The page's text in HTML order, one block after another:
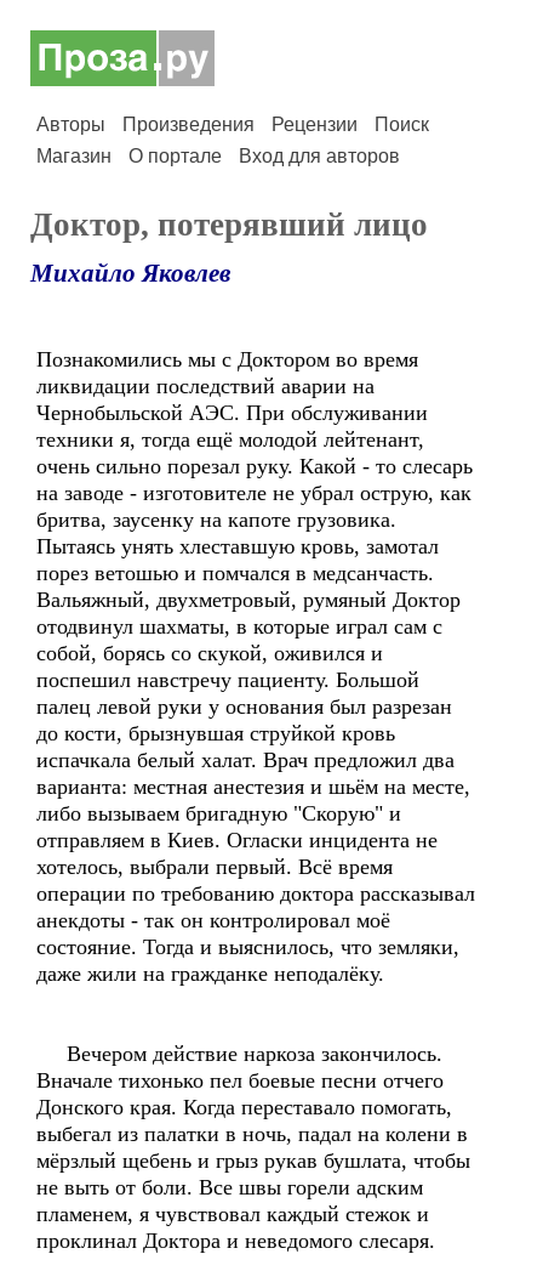
Авторы Произведения Рецензии
Поиск
Магазин
О портале Вход для авторов
Доктор, потерявший лицо
Михайло Яковлев
Познакомились мы с Доктором во время
ликвидации последствий аварии на
Чернобыльской АЭС. При обслуживании
техники я, тогда ещё молодой лейтенант,
очень сильно порезал руку. Какой - то слесарь
на заводе - изготовителе не убрал острую, как
бритва, заусенку на капоте грузовика.
Пытаясь унять хлеставшую кровь, замотал
порез ветошью и помчался в медсанчасть.
Вальяжный, двухметровый, румяный Доктор
отодвинул шахматы, в которые играл сам с
собой, борясь со скукой, оживился и
поспешил навстречу пациенту. Большой
палец левой руки у основания был разрезан
до кости, брызнувшая струйкой кровь
испачкала белый халат. Врач предложил два
варианта: местная анестезия и шьём на месте,
либо вызываем бригадную "Скорую" и
отправляем в Киев. Огласки инцидента не
хотелось, выбрали первый. Всё время
операции по требованию доктора рассказывал
анекдоты - так он контролировал моё
состояние. Тогда и выяснилось, что земляки,
даже жили на гражданке неподалёку.
Вечером действие наркоза закончилось.
Вначале тихонько пел боевые песни отчего
Донского края. Когда переставало помогать,
выбегал из палатки в ночь, падал на колени в
мёрзлый щебень и грыз рукав бушлата, чтобы
не выть от боли. Все швы горели адским
пламенем, я чувствовал каждый стежок и
проклинал Доктора и неведомого слесаря.